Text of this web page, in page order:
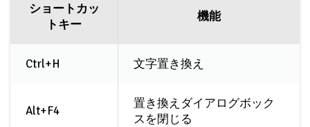
ショートカッ
トキー
機能
Ctrl+H 文字置き換え
Alt+F4
置き換えダイアログボック
スを閉じる